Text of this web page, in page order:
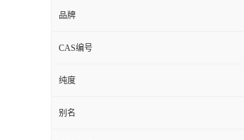
品牌
CAS编号
纯度
别名